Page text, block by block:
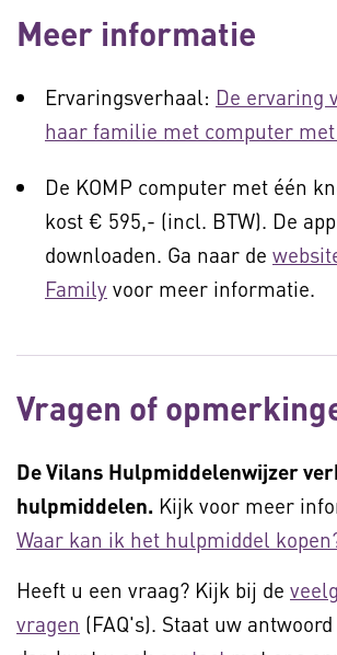
Meer informatie
Ervaringsverhaal: De ervaring
haar familie met computer
De KOMP computer met één
kost € 595,- (incl. BTW). De
downloaden. Ga naar de
Family voor meer informatie.
Vragen of
De Vilans Hulpmiddelenwijzer
hulpmiddelen. Kijk voor meer
Waar kan ik het hulpmiddel
Heeft u een vraag? Kijk bij de
vragen (FAQ's). Staat uw